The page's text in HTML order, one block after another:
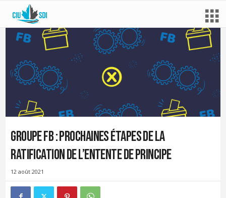
Groupe FB : prochaines étapes de la
ratification de l’entente de principe
12 août 2021